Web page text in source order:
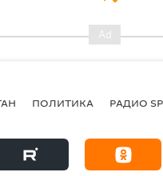
ПОЛИТИКА РАДИО